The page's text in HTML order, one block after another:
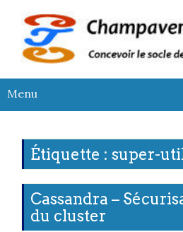
content
Menu
Étiquette : super-
Cassandra –
du cluster